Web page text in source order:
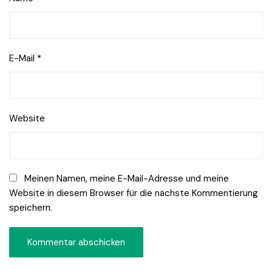
E-Mail *
Website
Meinen Namen, meine E-Mail-Adresse und meine
Website in diesem Browser für die nächste Kommentierung
speichern.